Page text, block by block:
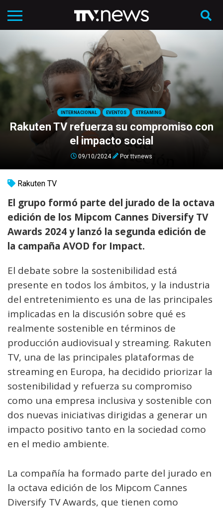
INTERNACIONAL EVENTOS STREAMING
Rakuten TV refuerza su compromiso con
el impacto social
09/10/2024 Porttvnews
Rakuten TV
El grupo formó parte del jurado de la octava
edición de los Mipcom Cannes Diversify TV
Awards 2024 y lanzó la segunda edición de
la campaña AVOD for Impact.
El debate sobre la sostenibilidad está
presente en todos los ámbitos, y la industria
del entretenimiento es una de las principales
implicadas en la discusión sobre qué es
realmente sostenible en términos de
producción audiovisual y streaming. Rakuten
TV, una de las principales plataformas de
streaming en Europa, ha decidido priorizar la
sostenibilidad y refuerza su compromiso
como una empresa inclusiva y sostenible con
dos nuevas iniciativas dirigidas a generar un
impacto positivo tanto en la sociedad como
en el medio ambiente.
La compañía ha formado parte del jurado en
la octava edición de los Mipcom Cannes
Diversify TV Awards, que tienen como